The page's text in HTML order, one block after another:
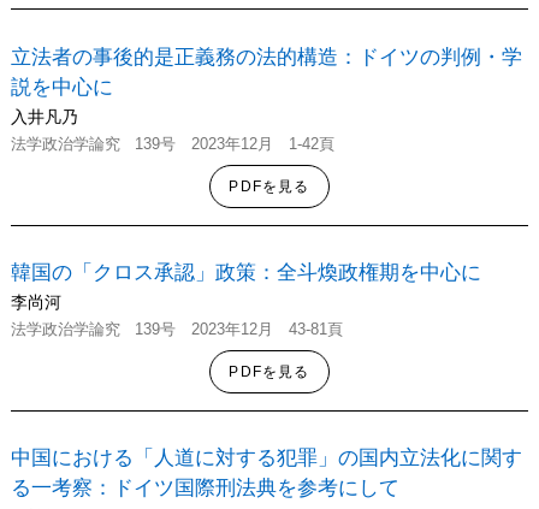
立法者の事後的是正義務の法的構造：ドイツの判例・学
説を中心に
入井凡乃
法学政治学論究 139号 2023年12月 1-42頁
PDFを見る
韓国の「クロス承認」政策：全斗煥政権期を中心に
李尚河
法学政治学論究 139号 2023年12月 43-81頁
PDFを見る
中国における「人道に対する犯罪」の国内立法化に関す
る一考察：ドイツ国際刑法典を参考にして